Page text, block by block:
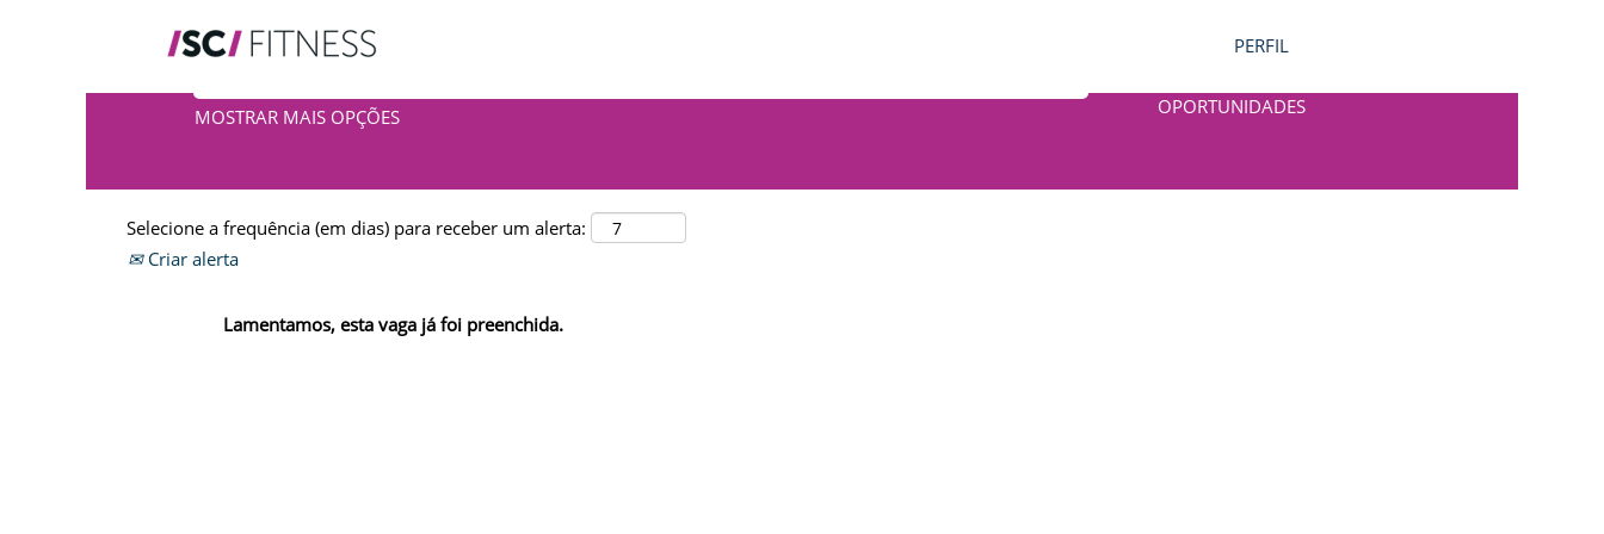
PERFIL
PESQUISA POR PALAVRA-CHAVE
MOSTRAR MAIS OPÇÕES
Selecione a frequência (em dias) para receber um alerta:
Criar alerta
Lamentamos, esta vaga já foi preenchida.